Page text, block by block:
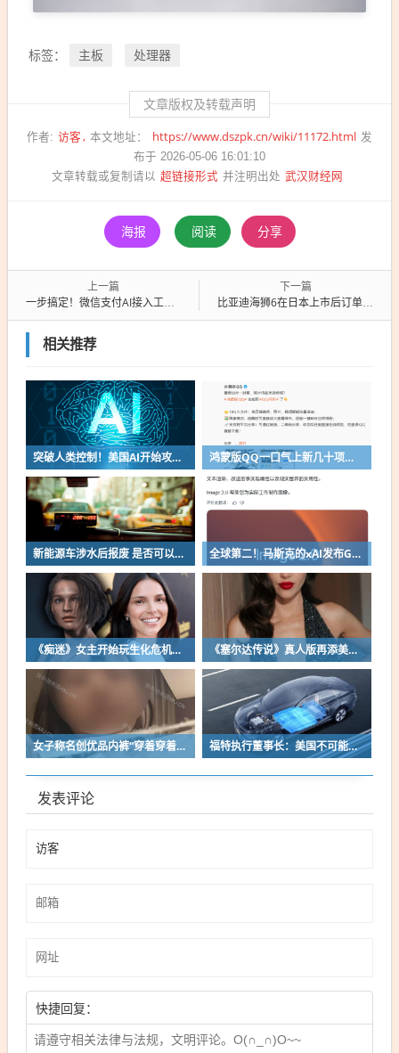
标签： 主板 处理器
文章版权及转载声明
作者: 访客 本文地址： https://www.dszpk.cn/wiki/11172.html 发
布于 2026-05-06 16:01:10
文章转载或复制请以 超链接形式 并注明出处 武汉财经网
海报 阅读 分享
上一篇
一步搞定！微信支付AI接入工具箱正式上线
下一篇
比亚迪海狮6在日本上市后订单已超900辆：单车撑起半壁江山
相关推荐
突破人类控制！美国AI开始攻击真人了 鸿蒙版QQ一口气上新几十项功能：10G文件可传微信好友
新能源车涉水后报废 是否可以全损理赔 全球第二！马斯克的xAI发布Grok Imagine Image 2.0模型：AI生图/编辑能力大增
《痴迷》女主开始玩生化危机了！自曝有参演机会 《塞尔达传说》真人版再添美女！曾出演冯小刚电影
女子称名创优品内裤“穿着穿着掉了”让其颜面尽失 品牌方客服回应：已启动紧急调查 福特执行董事长：美国不可能永远把中国车企挡在门外 进来也有信心击败
发表评论
快捷回复：